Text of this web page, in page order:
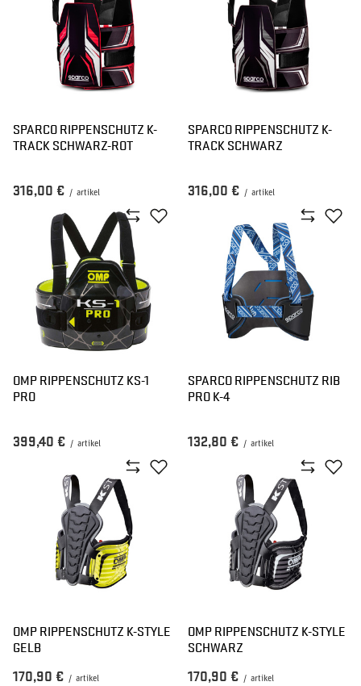
SPARCO RIPPENSCHUTZ K-
TRACK SCHWARZ-ROT
316,00 € / artikel
SPARCO RIPPENSCHUTZ K-
TRACK SCHWARZ
316,00 € / artikel
OMP RIPPENSCHUTZ KS-1
PRO
399,40 € / artikel
SPARCO RIPPENSCHUTZ RIB
PRO K-4
132,80 € / artikel
OMP RIPPENSCHUTZ K-STYLE
GELB
170,90 € / artikel
OMP RIPPENSCHUTZ K-STYLE
SCHWARZ
170,90 € / artikel